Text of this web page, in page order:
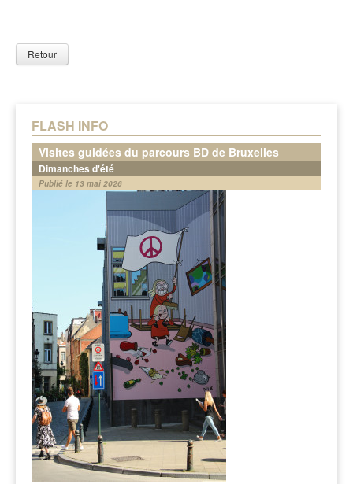
FLASH INFO
Visites guidées du parcours BD de Bruxelles
Dimanches d'été
Publié le 13 mai 2026
Retour